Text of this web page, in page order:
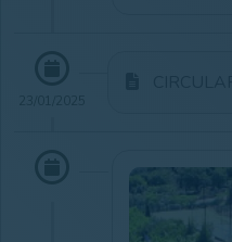
23/01/2025